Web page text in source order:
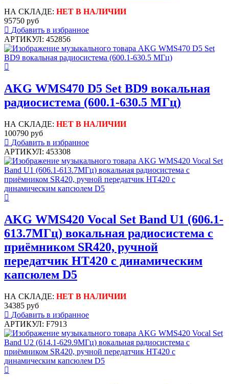
НА СКЛАДЕ: НЕТ В НАЛИЧИИ
95750 руб
Добавить в избранное
АРТИКУЛ: 452856
AKG WMS470 D5 Set BD9 вокальная
радиосистема (600.1-630.5 МГц)
НА СКЛАДЕ: НЕТ В НАЛИЧИИ
100790 руб
Добавить в избранное
АРТИКУЛ: 453308
AKG WMS420 Vocal Set Band U1 (606.1-
613.7МГц) вокальная радиосистема с
приёмником SR420, ручной
передатчик HT420 с динамическим
капсюлем D5
НА СКЛАДЕ: НЕТ В НАЛИЧИИ
34385 руб
Добавить в избранное
АРТИКУЛ: F7913